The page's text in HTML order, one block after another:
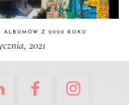
ALBUMÓW Z 2020 ROKU
2021